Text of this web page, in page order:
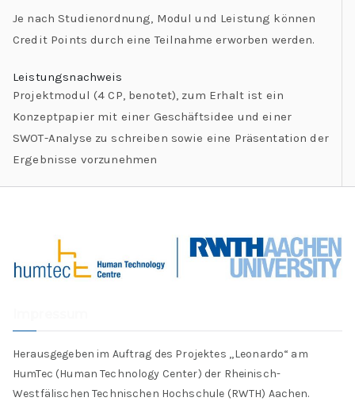
Je nach Studienordnung, Modul und Leistung können
Credit Points durch eine Teilnahme erworben werden.
Leistungsnachweis
Projektmodul (4 CP, benotet), zum Erhalt ist ein
Konzeptpapier mit einer Geschäftsidee und einer
SWOT-Analyse zu schreiben sowie eine Präsentation der
Ergebnisse vorzunehmen
Herausgegeben im Auftrag des Projektes „Leonardo“ am
HumTec (Human Technology Center) der Rheinisch-
Westfälischen Technischen Hochschule (RWTH) Aachen.